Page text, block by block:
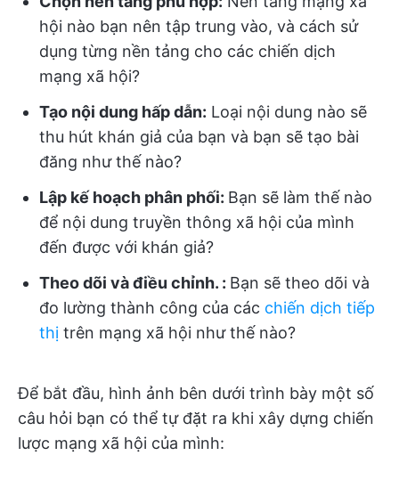
hội nào bạn nên tập trung vào, và cách sử
dụng từng nền tảng cho các chiến dịch
mạng xã hội?
Tạo nội dung hấp dẫn: Loại nội dung nào sẽ
thu hút khán giả của bạn và bạn sẽ tạo bài
đăng như thế nào?
Lập kế hoạch phân phối: Bạn sẽ làm thế nào
để nội dung truyền thông xã hội của mình
đến được với khán giả?
Theo dõi và điều chỉnh. : Bạn sẽ theo dõi và
đo lường thành công của các chiến dịch tiếp
thị trên mạng xã hội như thế nào?
Để bắt đầu, hình ảnh bên dưới trình bày một số
câu hỏi bạn có thể tự đặt ra khi xây dựng chiến
lược mạng xã hội của mình: